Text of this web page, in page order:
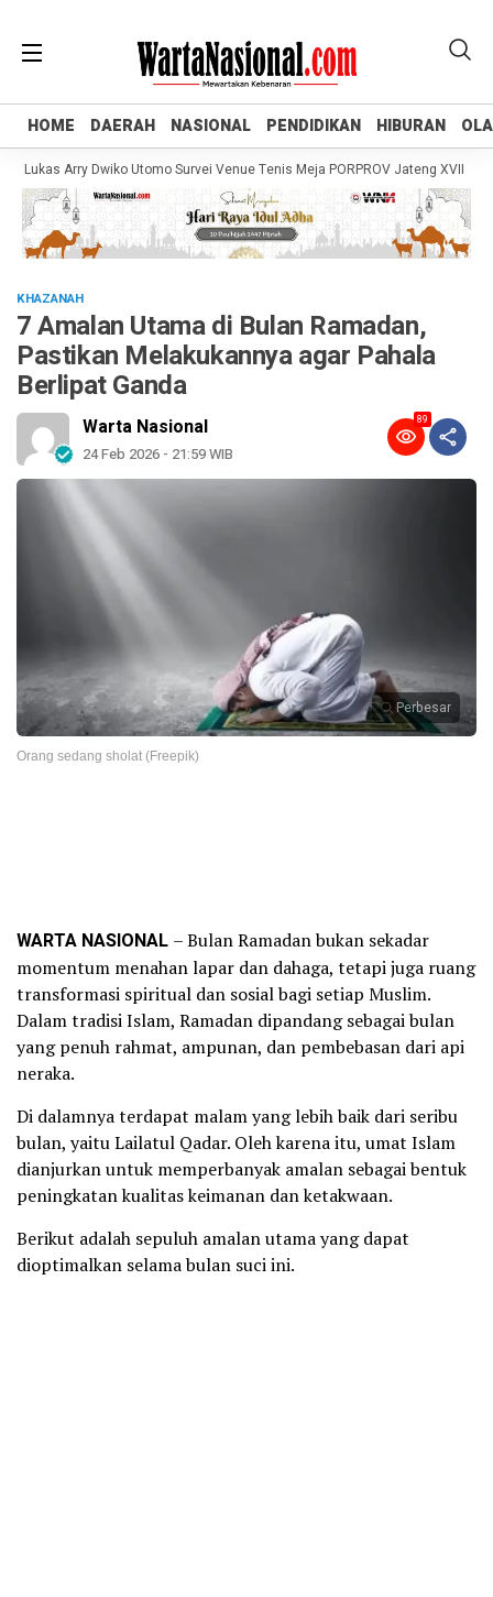
HOME DAERAH NASIONAL PENDIDIKAN HIBURAN
HOME DAERAH NASIONAL PENDIDIKAN HIBURAN
Arry Dwiko Utomo Survei Venue Tenis Meja PORPROV Jateng XVII 2026,
KHAZANAH
7 Amalan Utama di Bulan Ramadan,
Pastikan Melakukannya agar Pahala
Berlipat Ganda
Warta Nasional
24 Feb 2026 - 21:59 WIB
89
Perbesar
Orang sedang sholat (Freepik)
WARTA NASIONAL – Bulan Ramadan bukan sekadar
momentum menahan lapar dan dahaga, tetapi juga ruang
transformasi spiritual dan sosial bagi setiap Muslim.
Dalam tradisi Islam, Ramadan dipandang sebagai bulan
yang penuh rahmat, ampunan, dan pembebasan dari api
neraka.
Di dalamnya terdapat malam yang lebih baik dari seribu
bulan, yaitu Lailatul Qadar. Oleh karena itu, umat Islam
dianjurkan untuk memperbanyak amalan sebagai bentuk
peningkatan kualitas keimanan dan ketakwaan.
Berikut adalah sepuluh amalan utama yang dapat
dioptimalkan selama bulan suci ini.